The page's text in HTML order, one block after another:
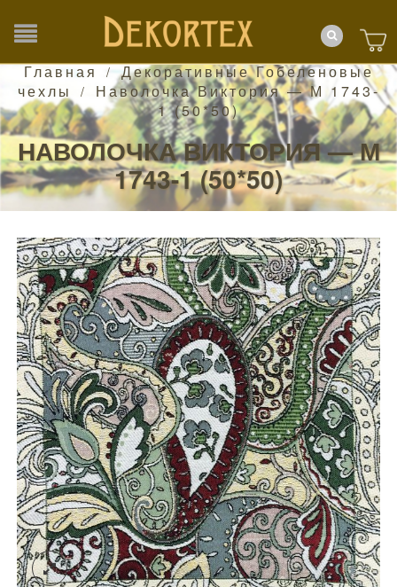
Главная /
Декоративные Гобеленовые
чехлы
/
Наволочка Виктория — М 1743-
1 (50*50)
НАВОЛОЧКА ВИКТОРИЯ — М
1743-1 (50*50)